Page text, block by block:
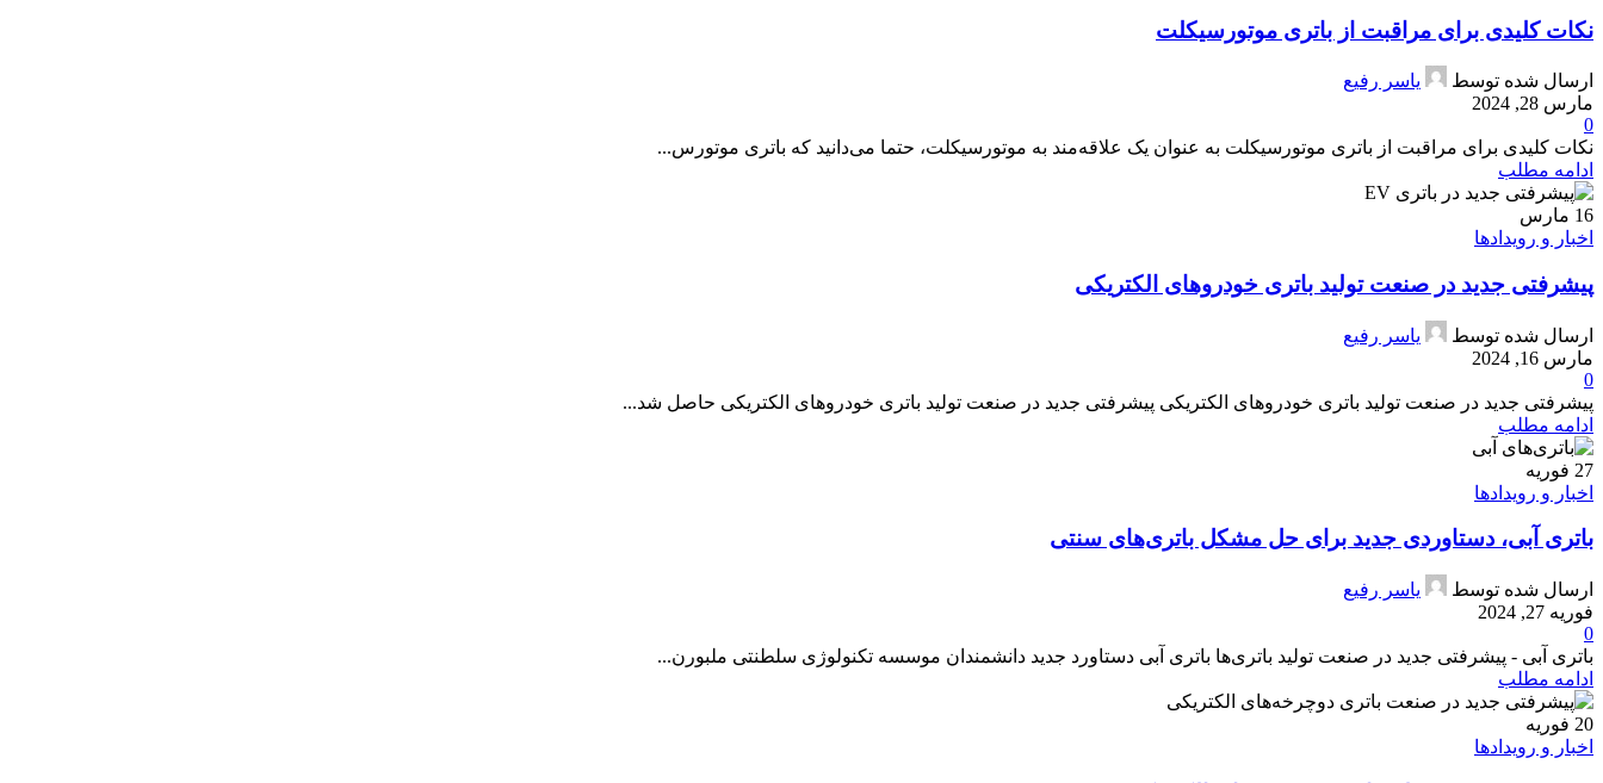
نکات کلیدی برای مراقبت از باتری موتورسیکلت
ارسال شده توسط
یاسر رفیع
مارس 28, 2024
0
نکات کلیدی برای مراقبت از باتری موتورسیکلت به عنوان یک علاقه‌مند به موتورسیکلت، حتما می‌دانید که باتری موتورس...
ادامه مطلب
16 مارس
اخبار و رویدادها
پیشرفتی جدید در صنعت تولید باتری خودروهای الکتریکی
ارسال شده توسط
یاسر رفیع
مارس 16, 2024
0
پیشرفتی جدید در صنعت تولید باتری خودروهای الکتریکی پیشرفتی جدید در صنعت تولید باتری خودروهای الکتریکی حاصل شد...
ادامه مطلب
27 فوریه
اخبار و رویدادها
باتری آبی، دستاوردی جدید برای حل مشکل باتری‌های سنتی
ارسال شده توسط
یاسر رفیع
فوریه 27, 2024
0
باتری آبی - پیشرفتی جدید در صنعت تولید باتری‌ها باتری آبی دستاورد جدید دانشمندان موسسه تکنولوژی سلطنتی ملبورن...
ادامه مطلب
20 فوریه
اخبار و رویدادها